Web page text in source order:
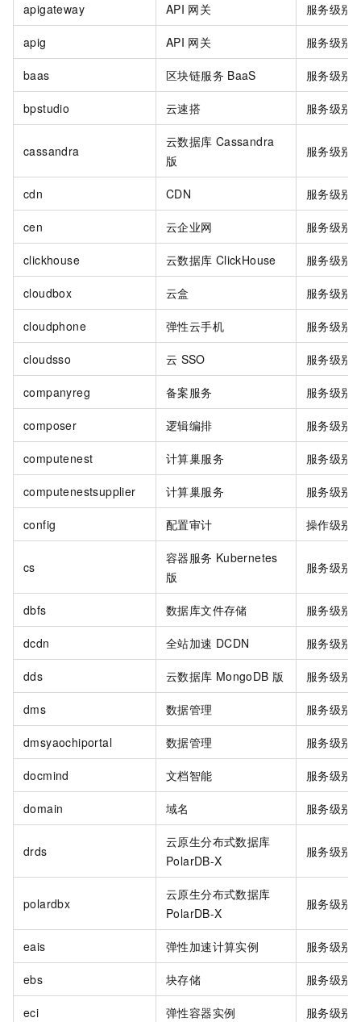
apigateway API 网关 服务级别
apig API 网关 服务级别
baas 区块链服务 BaaS 服务级别
bpstudio 云速搭 服务级别
cassandra
云数据库 Cassandra
版
服务级别
cdn CDN 服务级别
cen 云企业网 服务级别
clickhouse 云数据库 ClickHouse 服务级别
cloudbox 云盒 服务级别
cloudphone 弹性云手机 服务级别
cloudsso 云 SSO 服务级别
companyreg 备案服务 服务级别
composer 逻辑编排 服务级别
computenest 计算巢服务 服务级别
computenestsupplier 计算巢服务 服务级别
config 配置审计 操作级别
cs
容器服务 Kubernetes
版
服务级别
dbfs 数据库文件存储 服务级别
dcdn 全站加速 DCDN 服务级别
dds 云数据库 MongoDB 版 服务级别
dms 数据管理 服务级别
dmsyaochiportal 数据管理 服务级别
docmind 文档智能 服务级别
domain 域名 服务级别
drds
云原生分布式数据库
PolarDB-X
服务级别
polardbx
云原生分布式数据库
PolarDB-X
服务级别
eais 弹性加速计算实例 服务级别
ebs 块存储 服务级别
eci 弹性容器实例 服务级别